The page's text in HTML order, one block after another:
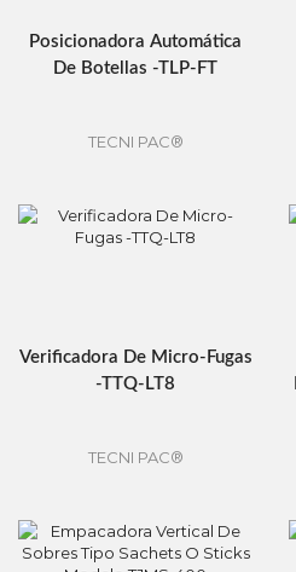
Posicionadora Automática
De Botellas -TLP-FT
TECNI PAC®
Verificadora De Micro-Fugas
-TTQ-LT8
TECNI PAC®